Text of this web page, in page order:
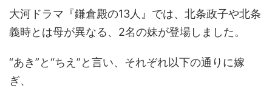
大河ドラマ『鎌倉殿の13人』では、北条政子や北条
義時とは母が異なる、2名の妹が登場しました。
“あき”と“ちえ”と言い、それぞれ以下の通りに嫁
ぎ、